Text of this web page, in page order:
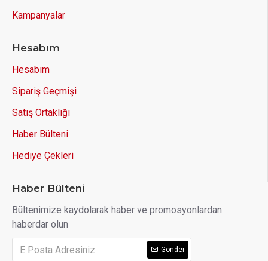
Kampanyalar
Hesabım
Hesabım
Sipariş Geçmişi
Satış Ortaklığı
Haber Bülteni
Hediye Çekleri
Haber Bülteni
Bültenimize kaydolarak haber ve promosyonlardan
haberdar olun
Gönder